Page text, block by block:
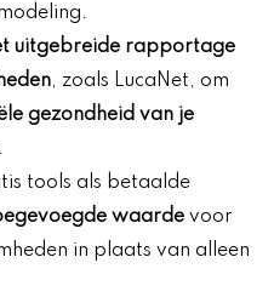
uitgebreide rapportage
, zoals LucaNet, om
gezondheid van je
tools als betaalde
waarde voor
in plaats van alleen